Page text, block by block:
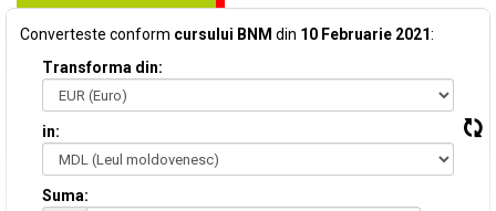
Converteste conform cursului BNM din 10 Februarie 2021:
Transforma din:
in:
Suma: